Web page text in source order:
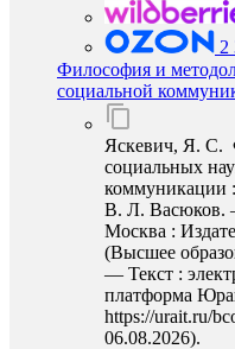
2
Философия и
социальной
Яскевич, Я. С.
социальных
коммуникации
В. Л. Васюков.
Москва :
(Высшее
— Текст :
платформа
https://urait.ru/
06.08.2026).